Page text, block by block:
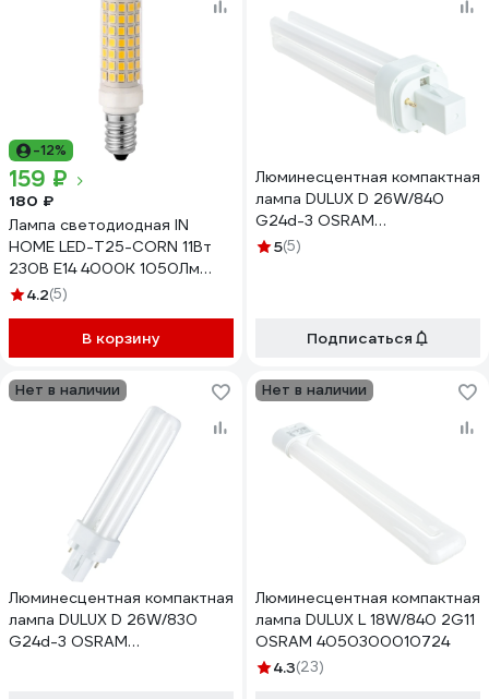
-12%
159 ₽
180 ₽
Лампа светодиодная IN
HOME LED-T25-CORN 11Вт
230В E14 4000К 1050Лм
4690612060378
4.2(5)
В корзину
Люминесцентная компактная
лампа DULUX D 26W/840
G24d-3 OSRAM
4050300012049
5(5)
Подписаться
Нет в наличии
Люминесцентная компактная
лампа DULUX D 26W/830
G24d-3 OSRAM
Нет в наличии
Люминесцентная компактная
лампа DULUX L 18W/840 2G11
OSRAM 4050300010724
4.3(23)